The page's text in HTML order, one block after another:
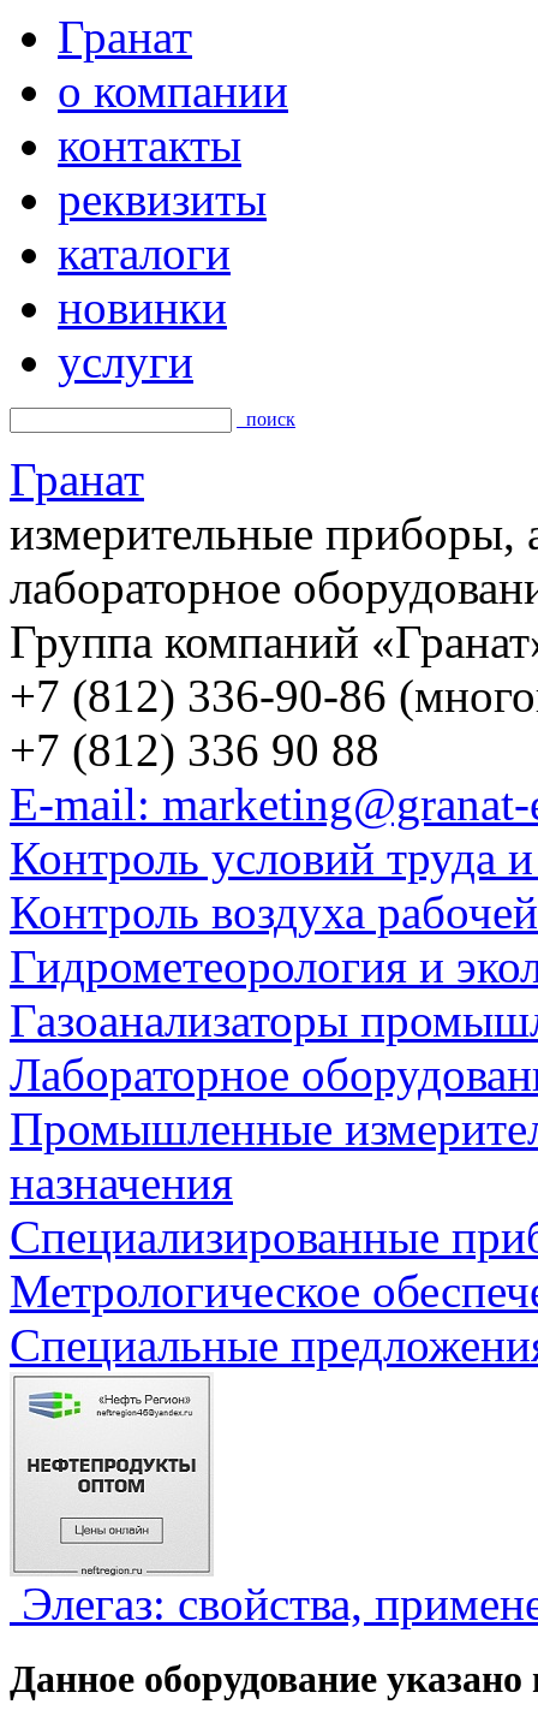
Гранат
о компании
контакты
реквизиты
каталоги
новинки
услуги
поиск
Гранат
измерительные приборы,
лабораторное
Группа компаний
+7 (812) 336-90-86
+7 (812) 336 90 88
E-mail:
Контроль условий труда
Контроль воздуха
Гидрометеорология и
Газоанализаторы
Лабораторное
Промышленные
назначения
Специализированные
Метрологическое
Специальные
Элегаз: свойства,
Данное оборудование